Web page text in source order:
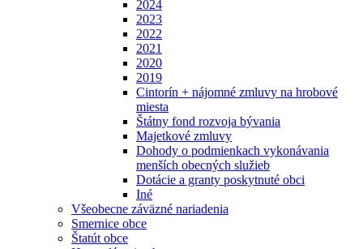
2024
2023
2022
2021
2020
2019
Cintorín + nájomné zmluvy na hrobové
miesta
Štátny fond rozvoja bývania
Majetkové zmluvy
Dohody o podmienkach vykonávania
menších obecných služieb
Dotácie a granty poskytnuté obci
Iné
Všeobecne záväzné nariadenia
Smernice obce
Štatút obce